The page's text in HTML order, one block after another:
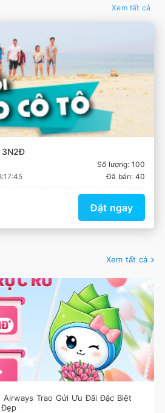
Xem tất cả
3N2Đ
Số lượng: 100
Đã bán: 40
Đặt ngay
Xem tất cả
Airways Trao Gửi Ưu Đãi Đặc Biệt
Đẹp